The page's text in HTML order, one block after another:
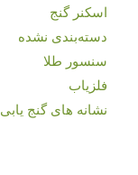
اسکنر گنج
دسته‌بندی نشده
سنسور طلا
فلزیاب
نشانه های گنج یابی